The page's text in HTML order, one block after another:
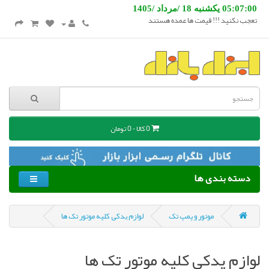
05:07:00 یکشنبه 18 /مرداد /1405
تعجب نکنید !!! قیمت ها عمده هستند
0 کالا - 0 تومان
دسته بندی ها
موتور و پمپ تک لوازم یدکی کلیه موتور تک ها
لوازم یدکی کلیه موتور تک ها